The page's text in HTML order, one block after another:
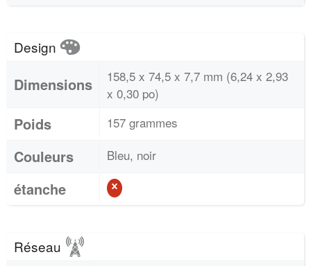
Design
Dimensions
158,5 x 74,5 x 7,7 mm (6,24 x 2,93
x 0,30 po)
Poids 157 grammes
Couleurs Bleu, noir
étanche
Réseau